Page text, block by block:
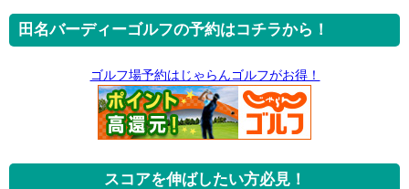
田名バーディーゴルフの予約はコチラから！
ゴルフ場予約はじゃらんゴルフがお得！
スコアを伸ばしたい方必見！